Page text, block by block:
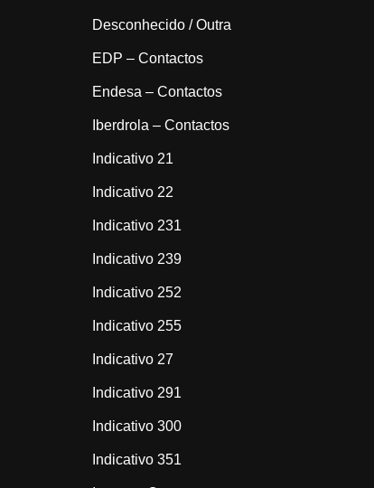
Desconhecido / Outra
EDP – Contactos
Endesa – Contactos
Iberdrola – Contactos
Indicativo 21
Indicativo 22
Indicativo 231
Indicativo 239
Indicativo 252
Indicativo 255
Indicativo 27
Indicativo 291
Indicativo 300
Indicativo 351